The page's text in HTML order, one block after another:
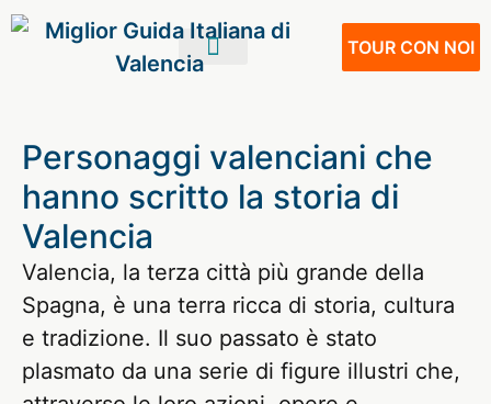
TOUR CON NOI
Personaggi valenciani che
hanno scritto la storia di
Valencia
Valencia, la terza città più grande della
Spagna, è una terra ricca di storia, cultura
e tradizione. Il suo passato è stato
plasmato da una serie di figure illustri che,